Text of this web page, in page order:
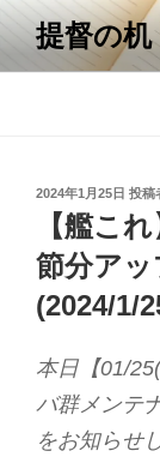
コ
テ
提督の机
投
2024年1月25日 投稿
【艦こ
節分ア
(2024/1/
本日【01/
バ群メンテ
をお知らせ